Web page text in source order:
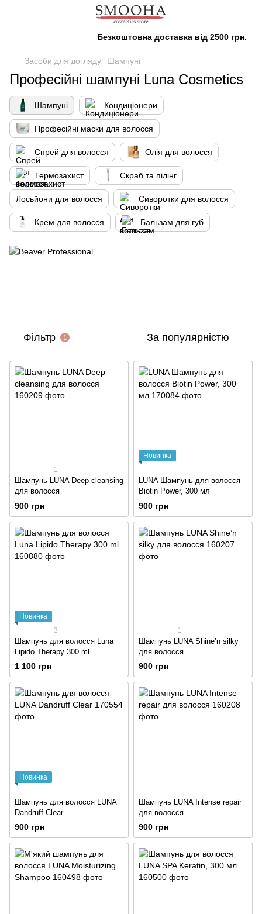
Безкоштовна доставка від 2500 грн.
Засоби для догляду Шампуні
Професійні шампуні Luna Cosmetics
Шампуні Кондиціонери
Професійні маски для волосся
Спрей для волосся Олія для волосся
Термозахист Скраб та пілінг
Лосьйони для волосся Сиворотки для волосся
Крем для волосся Бальзам для губ
Фільтр 1 За популярністю
1
Шампунь LUNA Deep cleansing
для волосся
900 грн
Новинка
LUNA Шампунь для волосся
Biotin Power, 300 мл
900 грн
Новинка
3
Шампунь для волосся Luna
Lipido Therapy 300 ml
1 100 грн
1
Шампунь LUNA Shine’n silky
для волосся
900 грн
Новинка
Шампунь для волосся LUNA
Dandruff Clear
900 грн
Шампунь LUNA Intense repair
для волосся
900 грн